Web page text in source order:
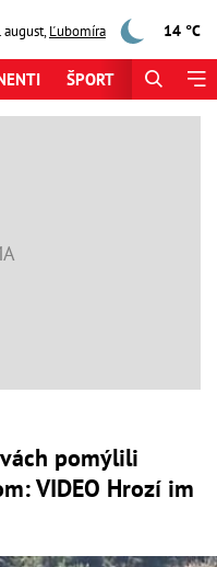
august,Ľubomíra 14 °C
ŠPORT
pomýlili
VIDEO Hrozí im